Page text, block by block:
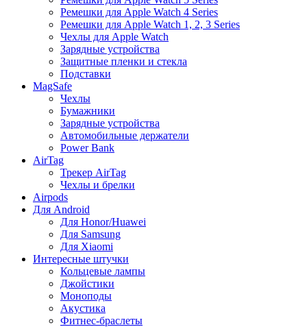
Ремешки для Apple Watch 4 Series
Ремешки для Apple Watch 1, 2, 3 Series
Чехлы для Apple Watch
Зарядные устройства
Защитные пленки и стекла
Подставки
MagSafe
Чехлы
Бумажники
Зарядные устройства
Автомобильные держатели
Power Bank
AirTag
Трекер AirTag
Чехлы и брелки
Airpods
Для Android
Для Honor/Huawei
Для Samsung
Для Xiaomi
Интересные штучки
Кольцевые лампы
Джойстики
Моноподы
Акустика
Фитнес-браслеты